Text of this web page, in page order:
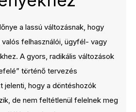
a lassú változásnak, hogy
felhasználói, ügyfél- vagy
A gyors, radikális változások
történő tervezés
jelenti, hogy a döntéshozók
de nem feltétlenül felelnek meg